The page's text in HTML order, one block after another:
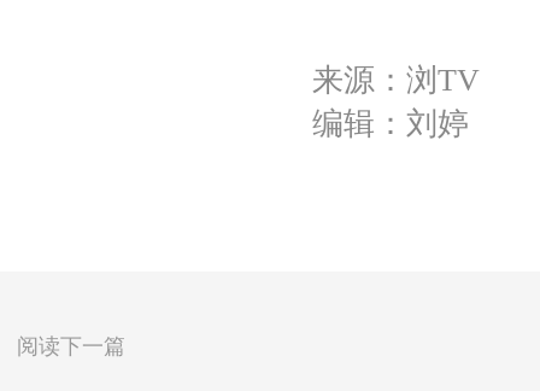
来源：浏TV
编辑：刘婷
阅读下一篇